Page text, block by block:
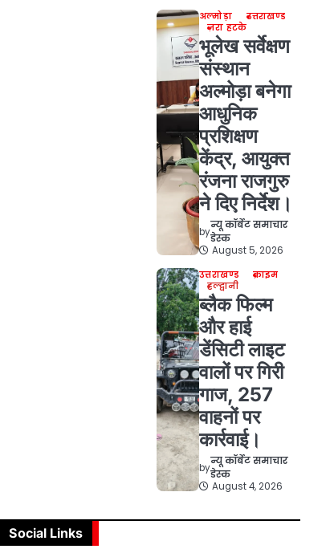
अल्मोड़ा
उत्तराखण्ड
ज़रा हटके
भूलेख सर्वेक्षण
संस्थान
अल्मोड़ा बनेगा
आधुनिक
प्रशिक्षण
केंद्र, आयुक्त
रंजना राजगुरु
ने दिए निर्देश।
by
न्यू कॉर्बेट समाचार
डेस्क
August 5, 2026
उत्तराखण्ड
क्राइम
हल्द्वानी
ब्लैक फिल्म
और हाई
डेंसिटी लाइट
वालों पर गिरी
गाज, 257
वाहनों पर
कार्रवाई।
by
न्यू कॉर्बेट समाचार
डेस्क
August 4, 2026
Social Links